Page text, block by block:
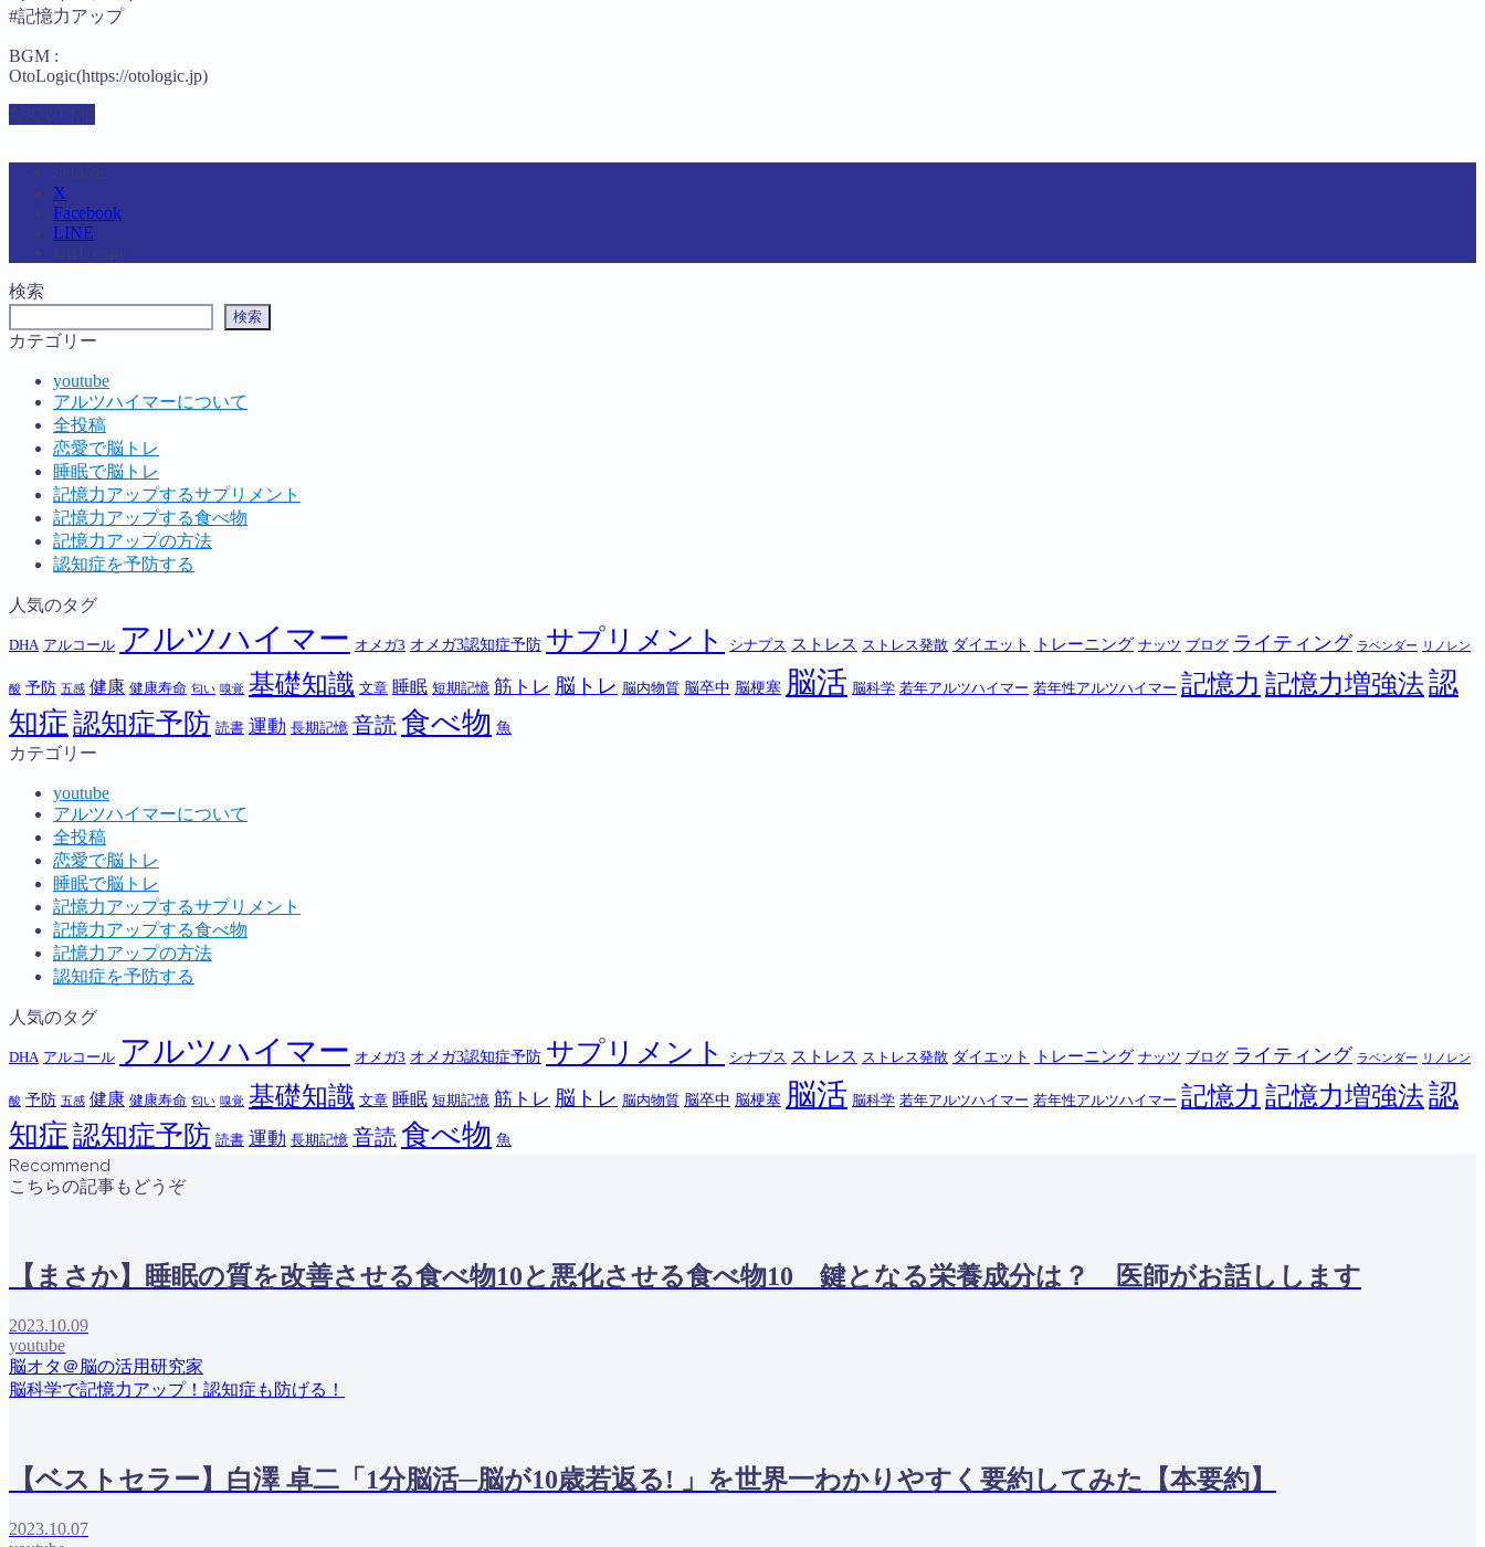
#記憶力アップ
BGM :
OtoLogic(https://otologic.jp)
ABOUT ME
SHARE
X
Facebook
LINE
URL copy
検索
検索
カテゴリー
youtube
アルツハイマーについて
全投稿
恋愛で脳トレ
睡眠で脳トレ
記憶力アップするサプリメント
記憶力アップする食べ物
記憶力アップの方法
認知症を予防する
人気のタグ
DHA アルコール アルツハイマー オメガ3 オメガ3認知症予防 サプリメント シナプス ストレス ストレス発散 ダイエット トレーニング ナッツ ブログ ライティング ラベンダー リノレン
酸 予防 五感 健康 健康寿命 匂い 嗅覚 基礎知識 文章 睡眠 短期記憶 筋トレ 脳トレ 脳内物質 脳卒中 脳梗塞 脳活 脳科学 若年アルツハイマー 若年性アルツハイマー 記憶力 記憶力増強法認
知症認知症予防 読書 運動 長期記憶 音読 食べ物 魚
カテゴリー
youtube
アルツハイマーについて
全投稿
恋愛で脳トレ
睡眠で脳トレ
記憶力アップするサプリメント
記憶力アップする食べ物
記憶力アップの方法
認知症を予防する
人気のタグ
DHA アルコール アルツハイマー オメガ3 オメガ3認知症予防 サプリメント シナプス ストレス ストレス発散 ダイエット トレーニング ナッツ ブログ ライティング ラベンダー リノレン
酸 予防 五感 健康 健康寿命 匂い 嗅覚 基礎知識 文章 睡眠 短期記憶 筋トレ 脳トレ 脳内物質 脳卒中 脳梗塞 脳活 脳科学 若年アルツハイマー 若年性アルツハイマー 記憶力 記憶力増強法認
知症認知症予防 読書 運動 長期記憶 音読 食べ物 魚
Recommend
こちらの記事もどうぞ
【まさか】睡眠の質を改善させる食べ物10と悪化させる食べ物10 鍵となる栄養成分は？ 医師がお話しします
2023.10.09
youtube
脳オタ＠脳の活用研究家
脳科学で記憶力アップ！認知症も防げる！
【ベストセラー】白澤 卓二「1分脳活─脳が10歳若返る! 」を世界一わかりやすく要約してみた【本要約】
2023.10.07